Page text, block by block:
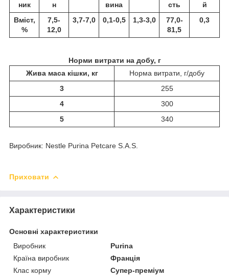
ник н вина сть
й
Вміст,
%
7,5-
12,0
3,7-7,0 0,1-0,5 1,3-3,0
77,0-
81,5
0,3
Норми витрати на добу, г
Жива маса кішки, кг
Норма витрати, г/добу
3
255
4
300
5
340
Виробник: Nestle Purina Petcare S.A.S.
Приховати
Характеристики
Основні характеристики
Виробник
Purina
Країна виробник
Франція
Клас корму
Супер-преміум